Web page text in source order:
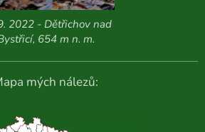
2022 - Dětřichov nad
654 m n. m.
mých nálezů: